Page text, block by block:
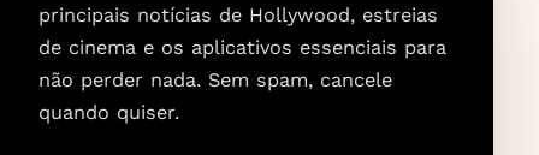
principais notícias de Hollywood, estreias
de cinema e os aplicativos essenciais para
não perder nada. Sem spam, cancele
quando quiser.